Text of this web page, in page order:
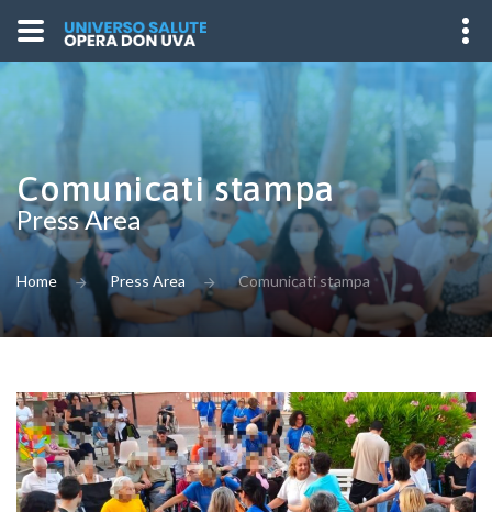
Comunicati stampa
Press Area
Home Press Area Comunicati stampa